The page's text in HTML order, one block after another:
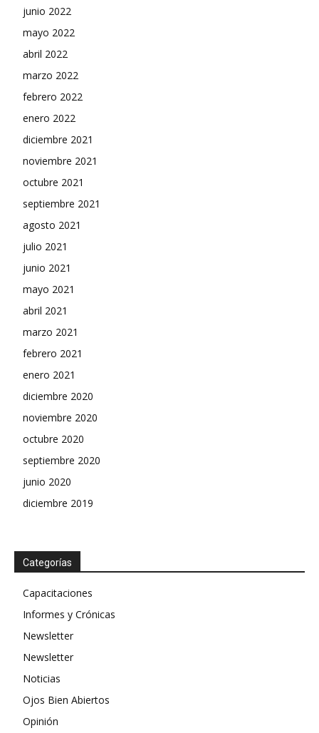
junio 2022
mayo 2022
abril 2022
marzo 2022
febrero 2022
enero 2022
diciembre 2021
noviembre 2021
octubre 2021
septiembre 2021
agosto 2021
julio 2021
junio 2021
mayo 2021
abril 2021
marzo 2021
febrero 2021
enero 2021
diciembre 2020
noviembre 2020
octubre 2020
septiembre 2020
junio 2020
diciembre 2019
Categorías
Capacitaciones
Informes y Crónicas
Newsletter
Newsletter
Noticias
Ojos Bien Abiertos
Opinión